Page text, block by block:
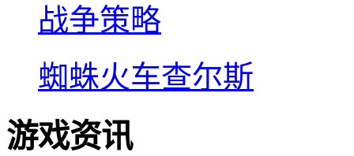
战争策略
蜘蛛火车查尔斯
游戏资讯